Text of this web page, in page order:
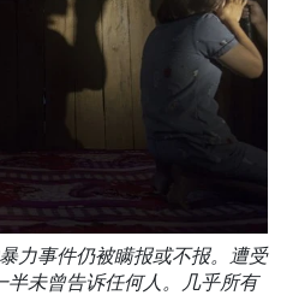
力事件仍被瞒报或不报。遭受
半未曾告诉任何人。几乎所有